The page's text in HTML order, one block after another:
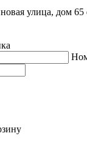
улица, дом 65